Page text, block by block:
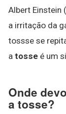
Albert Einstein
a irritação da
tossse se
a tosse é um
Onde
a tosse?